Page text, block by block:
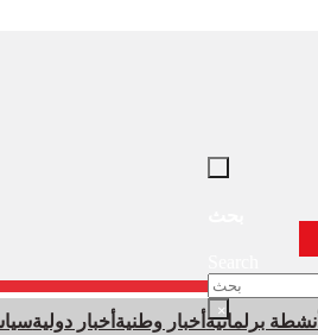
×
أنشطة برلمانية أخبار وطنية أخبار دولية